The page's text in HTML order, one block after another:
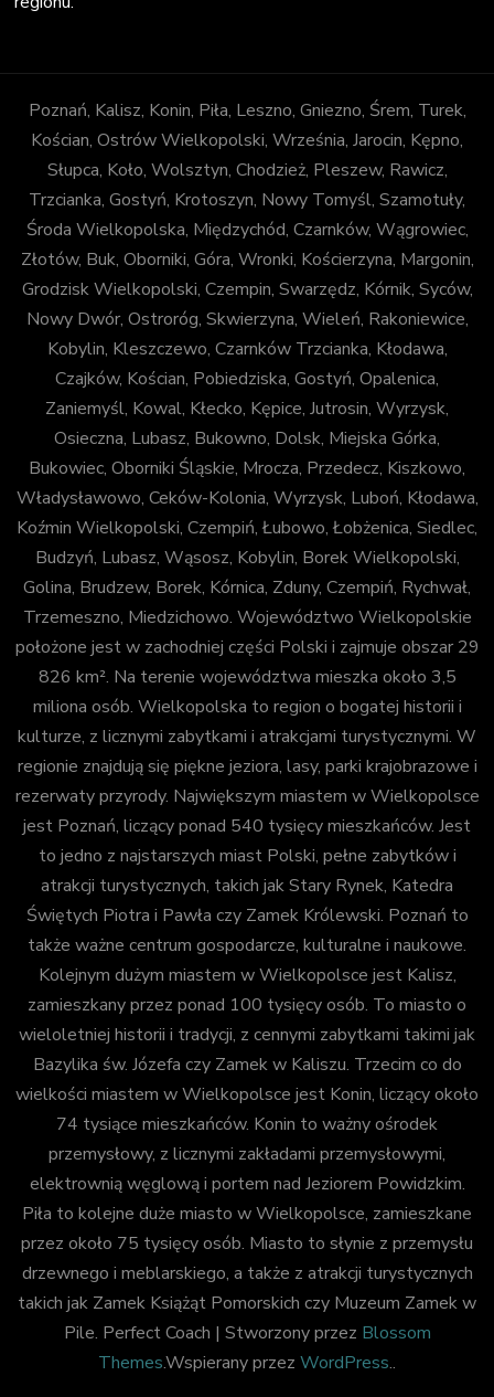
Poznań, Kalisz, Konin, Piła, Leszno, Gniezno, Śrem, Turek,
Kościan, Ostrów Wielkopolski, Września, Jarocin, Kępno,
Słupca, Koło, Wolsztyn, Chodzież, Pleszew, Rawicz,
Trzcianka, Gostyń, Krotoszyn, Nowy Tomyśl, Szamotuły,
Środa Wielkopolska, Międzychód, Czarnków, Wągrowiec,
Złotów, Buk, Oborniki, Góra, Wronki, Kościerzyna, Margonin,
Grodzisk Wielkopolski, Czempin, Swarzędz, Kórnik, Syców,
Nowy Dwór, Ostroróg, Skwierzyna, Wieleń, Rakoniewice,
Kobylin, Kleszczewo, Czarnków Trzcianka, Kłodawa,
Czajków, Kościan, Pobiedziska, Gostyń, Opalenica,
Zaniemyśl, Kowal, Kłecko, Kępice, Jutrosin, Wyrzysk,
Osieczna, Lubasz, Bukowno, Dolsk, Miejska Górka,
Bukowiec, Oborniki Śląskie, Mrocza, Przedecz, Kiszkowo,
Władysławowo, Ceków-Kolonia, Wyrzysk, Luboń, Kłodawa,
Koźmin Wielkopolski, Czempiń, Łubowo, Łobżenica, Siedlec,
Budzyń, Lubasz, Wąsosz, Kobylin, Borek Wielkopolski,
Golina, Brudzew, Borek, Kórnica, Zduny, Czempiń, Rychwał,
Trzemeszno, Miedzichowo. Województwo Wielkopolskie
położone jest w zachodniej części Polski i zajmuje obszar 29
826 km². Na terenie województwa mieszka około 3,5
miliona osób. Wielkopolska to region o bogatej historii i
kulturze, z licznymi zabytkami i atrakcjami turystycznymi. W
regionie znajdują się piękne jeziora, lasy, parki krajobrazowe i
rezerwaty przyrody. Największym miastem w Wielkopolsce
jest Poznań, liczący ponad 540 tysięcy mieszkańców. Jest
to jedno z najstarszych miast Polski, pełne zabytków i
atrakcji turystycznych, takich jak Stary Rynek, Katedra
Świętych Piotra i Pawła czy Zamek Królewski. Poznań to
także ważne centrum gospodarcze, kulturalne i naukowe.
Kolejnym dużym miastem w Wielkopolsce jest Kalisz,
zamieszkany przez ponad 100 tysięcy osób. To miasto o
wieloletniej historii i tradycji, z cennymi zabytkami takimi jak
Bazylika św. Józefa czy Zamek w Kaliszu. Trzecim co do
wielkości miastem w Wielkopolsce jest Konin, liczący około
74 tysiące mieszkańców. Konin to ważny ośrodek
przemysłowy, z licznymi zakładami przemysłowymi,
elektrownią węglową i portem nad Jeziorem Powidzkim.
Piła to kolejne duże miasto w Wielkopolsce, zamieszkane
przez około 75 tysięcy osób. Miasto to słynie z przemysłu
drzewnego i meblarskiego, a także z atrakcji turystycznych
takich jak Zamek Książąt Pomorskich czy Muzeum Zamek w
Pile. Perfect Coach | Stworzony przez Blossom
Themes.Wspierany przez WordPress..